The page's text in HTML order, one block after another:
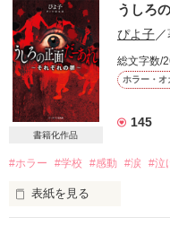
自分が何者なのか分からな
何も知らずに生きてきた
本当の僕は、一体、何者な
これは、今より
少し進んだ世界の
小さな恋の物語――‥
書籍化作品
うしろ
ぴよ子／
総文字数/
ホラー・オ
145
#ホラー #学校 #感動 #涙 #泣
表紙を見る